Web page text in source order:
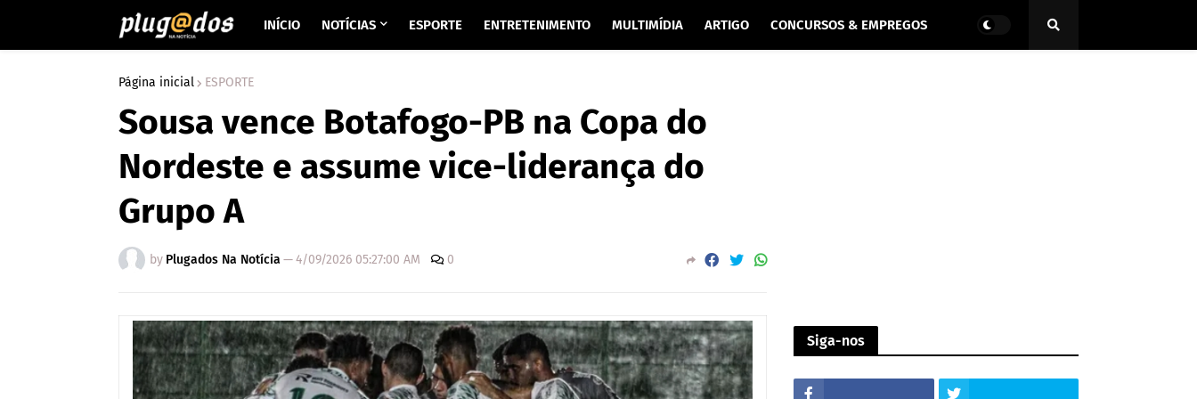
INÍCIO NOTÍCIAS ESPORTE ENTRETENIMENTO MULTIMÍDIA ARTIGO CONCURSOS & EMPREGOS
Página inicial ESPORTE
Sousa vence Botafogo-PB na Copa do
Nordeste e assume vice-liderança do
Grupo A
by Plugados Na Notícia —4/09/2026 05:27:00 AM 0
Siga-nos